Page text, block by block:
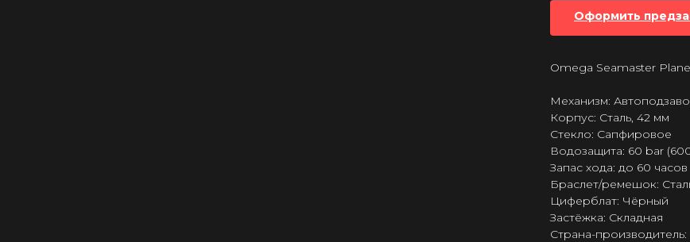
Оформить
Omega Seamaster
Механизм:
Корпус: Сталь, 42 мм
Стекло: Сапфировое
Водозащита: 60 bar
Запас хода: до 60 часов
Браслет/ремешок:
Циферблат: Чёрный
Застёжка: Складная
Страна-